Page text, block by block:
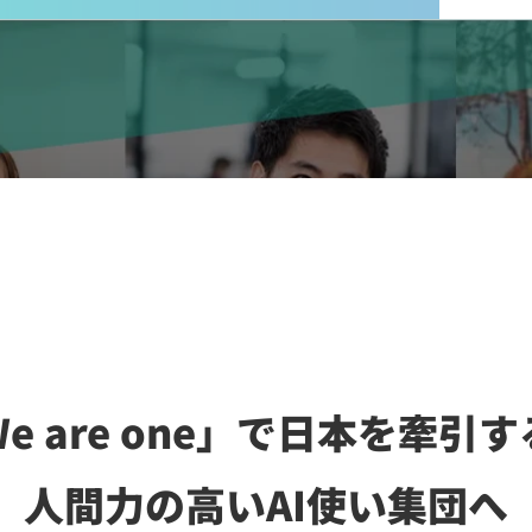
are one」で日本を牽引す
人間力の高いAI使い集団へ